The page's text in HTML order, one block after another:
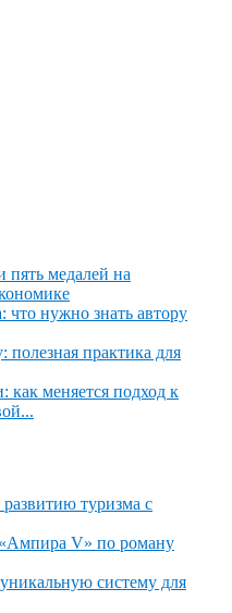
пять медалей на
что нужно знать автору
полезная практика для
как меняется подход к
туризма с
«Ампира V» по роману
систему для